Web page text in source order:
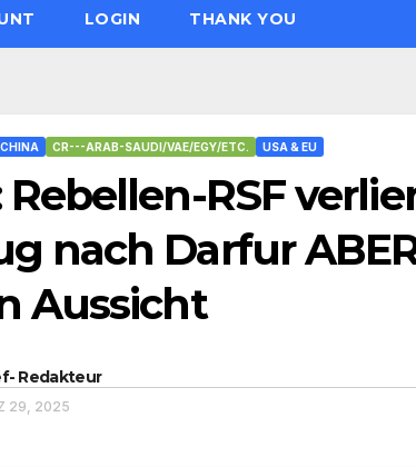
LOGIN THANK YOU
CR---ARAB-SAUDI/VAE/EGY/ETC. USA & EU
Rebellen-RSF
nach Darfur
Aussicht
Redakteur
29, 2025